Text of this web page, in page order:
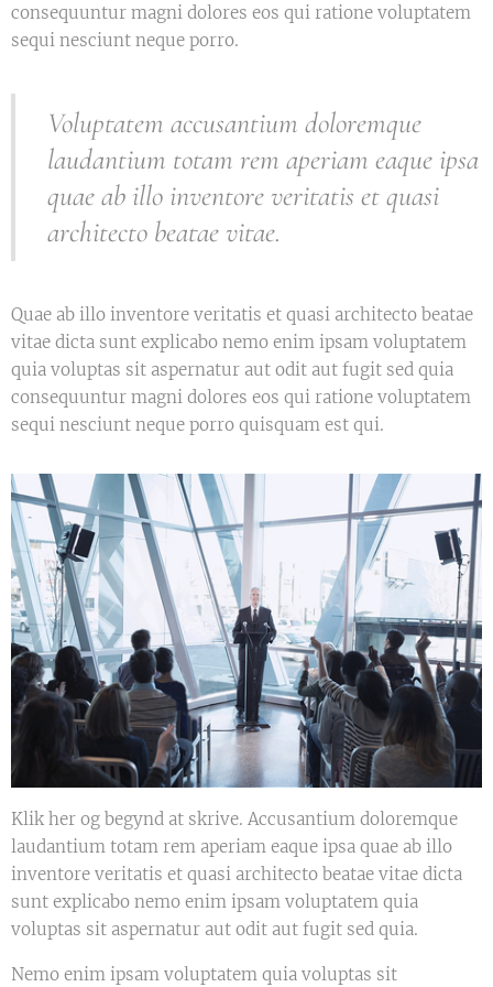
consequuntur magni dolores eos qui ratione voluptatem
sequi nesciunt neque porro.
Voluptatem accusantium doloremque
laudantium totam rem aperiam eaque ipsa
quae ab illo inventore veritatis et quasi
architecto beatae vitae.
Quae ab illo inventore veritatis et quasi architecto beatae
vitae dicta sunt explicabo nemo enim ipsam voluptatem
quia voluptas sit aspernatur aut odit aut fugit sed quia
consequuntur magni dolores eos qui ratione voluptatem
sequi nesciunt neque porro quisquam est qui.
Klik her og begynd at skrive. Accusantium doloremque
laudantium totam rem aperiam eaque ipsa quae ab illo
inventore veritatis et quasi architecto beatae vitae dicta
sunt explicabo nemo enim ipsam voluptatem quia
voluptas sit aspernatur aut odit aut fugit sed quia.
Nemo enim ipsam voluptatem quia voluptas sit